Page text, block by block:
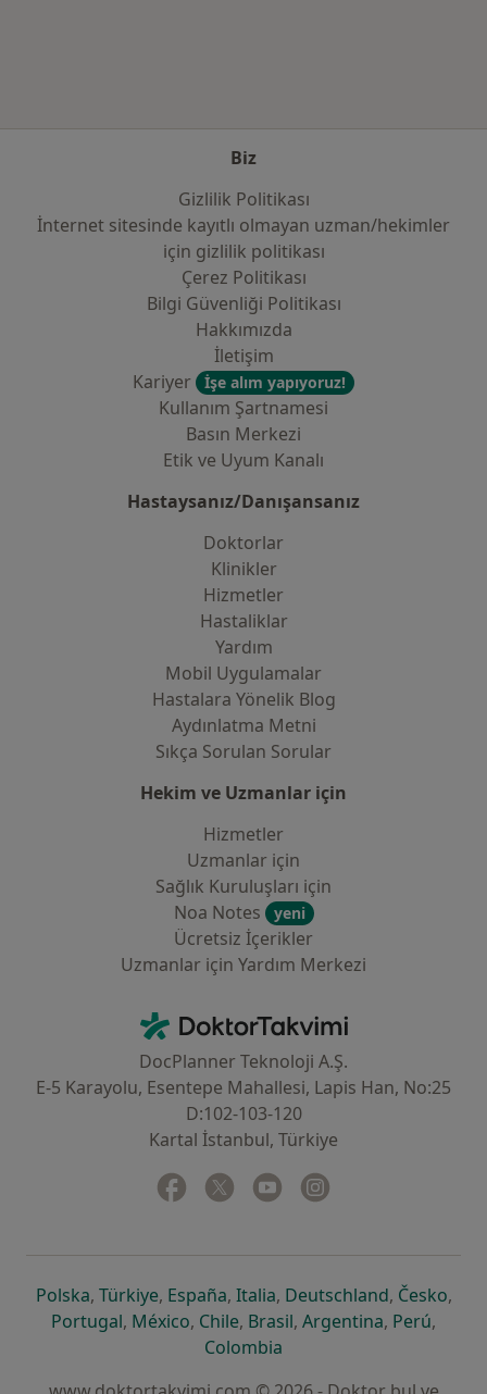
Biz
Gizlilik Politikası
İnternet sitesinde kayıtlı olmayan uzman/hekimler
i̇çin gizlilik politikası
Çerez Politikası
Bilgi Güvenliği Politikası
Hakkımızda
İletişim
Kariyer
İşe alım yapıyoruz!
Kullanım Şartnamesi
Basın Merkezi
Etik ve Uyum Kanalı
Hastaysanız/Danışansanız
Doktorlar
Klinikler
Hizmetler
Hastaliklar
Yardım
Mobil Uygulamalar
Hastalara Yönelik Blog
Aydınlatma Metni
Sıkça Sorulan Sorular
Hekim ve Uzmanlar için
Hizmetler
Uzmanlar için
Sağlık Kuruluşları için
Noa Notes
yeni
Ücretsiz İçerikler
Uzmanlar için Yardım Merkezi
DoktorTakvimi - Ana Sayfa
DocPlanner Teknoloji A.Ş.
E-5 Karayolu, Esentepe Mahallesi, Lapis Han, No:25
D:102-103-120
Kartal İstanbul, Türkiye
Facebook
yeni bir sekmede açılır
Twitter
yeni bir sekmede açılır
Youtube
yeni bir sekmede açılır
Polskayeni bir sekmede açılır
, Türkiyeyeni bir sekmede açılır
, Españayeni bir sekmede açılır
, Italiayeni bir sekmede açılır
, Deutschlandyeni bir
, Českoyeni
,
Portugalyeni bir sekmede açılır
, Méxicoyeni bir sekmede açılır
, Chileyeni bir sekmede açılır
, Brasilyeni bir sekmede açılır
, Argentinayeni bir
, Perúyeni
,
Colombia